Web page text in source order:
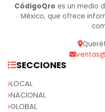
CódigoQro es un medio
México, que ofrece
SECCIONES
LOCAL
NACIONAL
GLOBAL